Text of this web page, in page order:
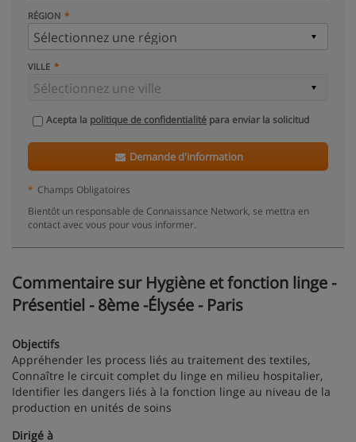
RÉGION
VILLE
Acepta la politique de confidentialité para enviar la solicitud
Demande d'information
* Champs Obligatoires
Bientôt un responsable de Connaissance Network, se mettra en
contact avec vous pour vous informer.
Commentaire sur Hygiène et fonction linge -
Présentiel - 8ème -Élysée - Paris
Objectifs
Appréhender les process liés au traitement des textiles,
Connaître le circuit complet du linge en milieu hospitalier,
Identifier les dangers liés à la fonction linge au niveau de la
production en unités de soins
Dirigé à